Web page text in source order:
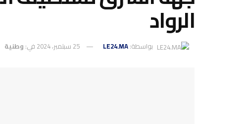
الرواد
بواسطة:LE24.MA 25 سبتمبر، 2024 في: وطنية